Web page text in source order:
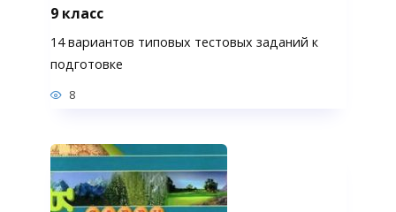
9 класс
14 вариантов типовых тестовых заданий к
подготовке
8